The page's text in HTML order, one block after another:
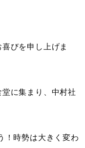
びを申し上げま
に集まり、中村社
！時勢は大きく変わ